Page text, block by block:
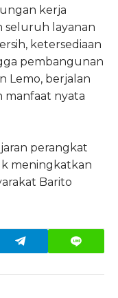
kerja
layanan
ketersediaan
pembangunan
Lemo, berjalan
manfaat nyata
perangkat
meningkatkan
Barito